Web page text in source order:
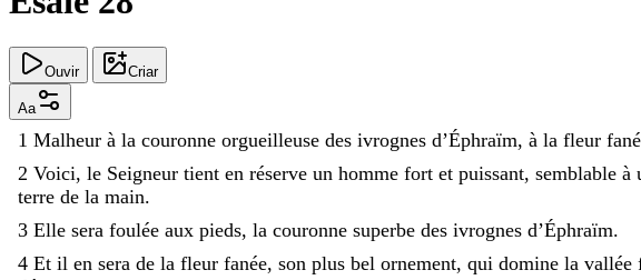
Ouvir Criar
Aa
1 Malheur à la couronne orgueilleuse des ivrognes d’Éphraïm, à la fleur
2 Voici, le Seigneur tient en réserve un homme fort et puissant, semblable à
terre de la main.
3 Elle sera foulée aux pieds, la couronne superbe des ivrognes d’Éphraïm.
4 Et il en sera de la fleur fanée, son plus bel ornement, qui domine la vallée